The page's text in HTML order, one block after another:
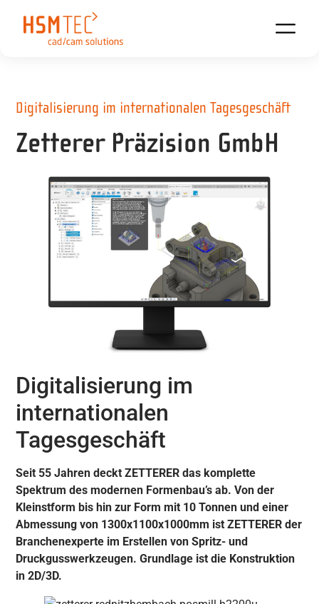
Digitalisierung im internationalen Tagesgeschäft
Zetterer Präzision GmbH
Digitalisierung im
internationalen
Tagesgeschäft
Seit 55 Jahren deckt ZETTERER das komplette
Spektrum des modernen Formenbau’s ab. Von der
Kleinstform bis hin zur Form mit 10 Tonnen und einer
Abmessung von 1300x1100x1000mm ist ZETTERER der
Branchenexperte im Erstellen von Spritz- und
Druckgusswerkzeugen. Grundlage ist die Konstruktion
in 2D/3D.